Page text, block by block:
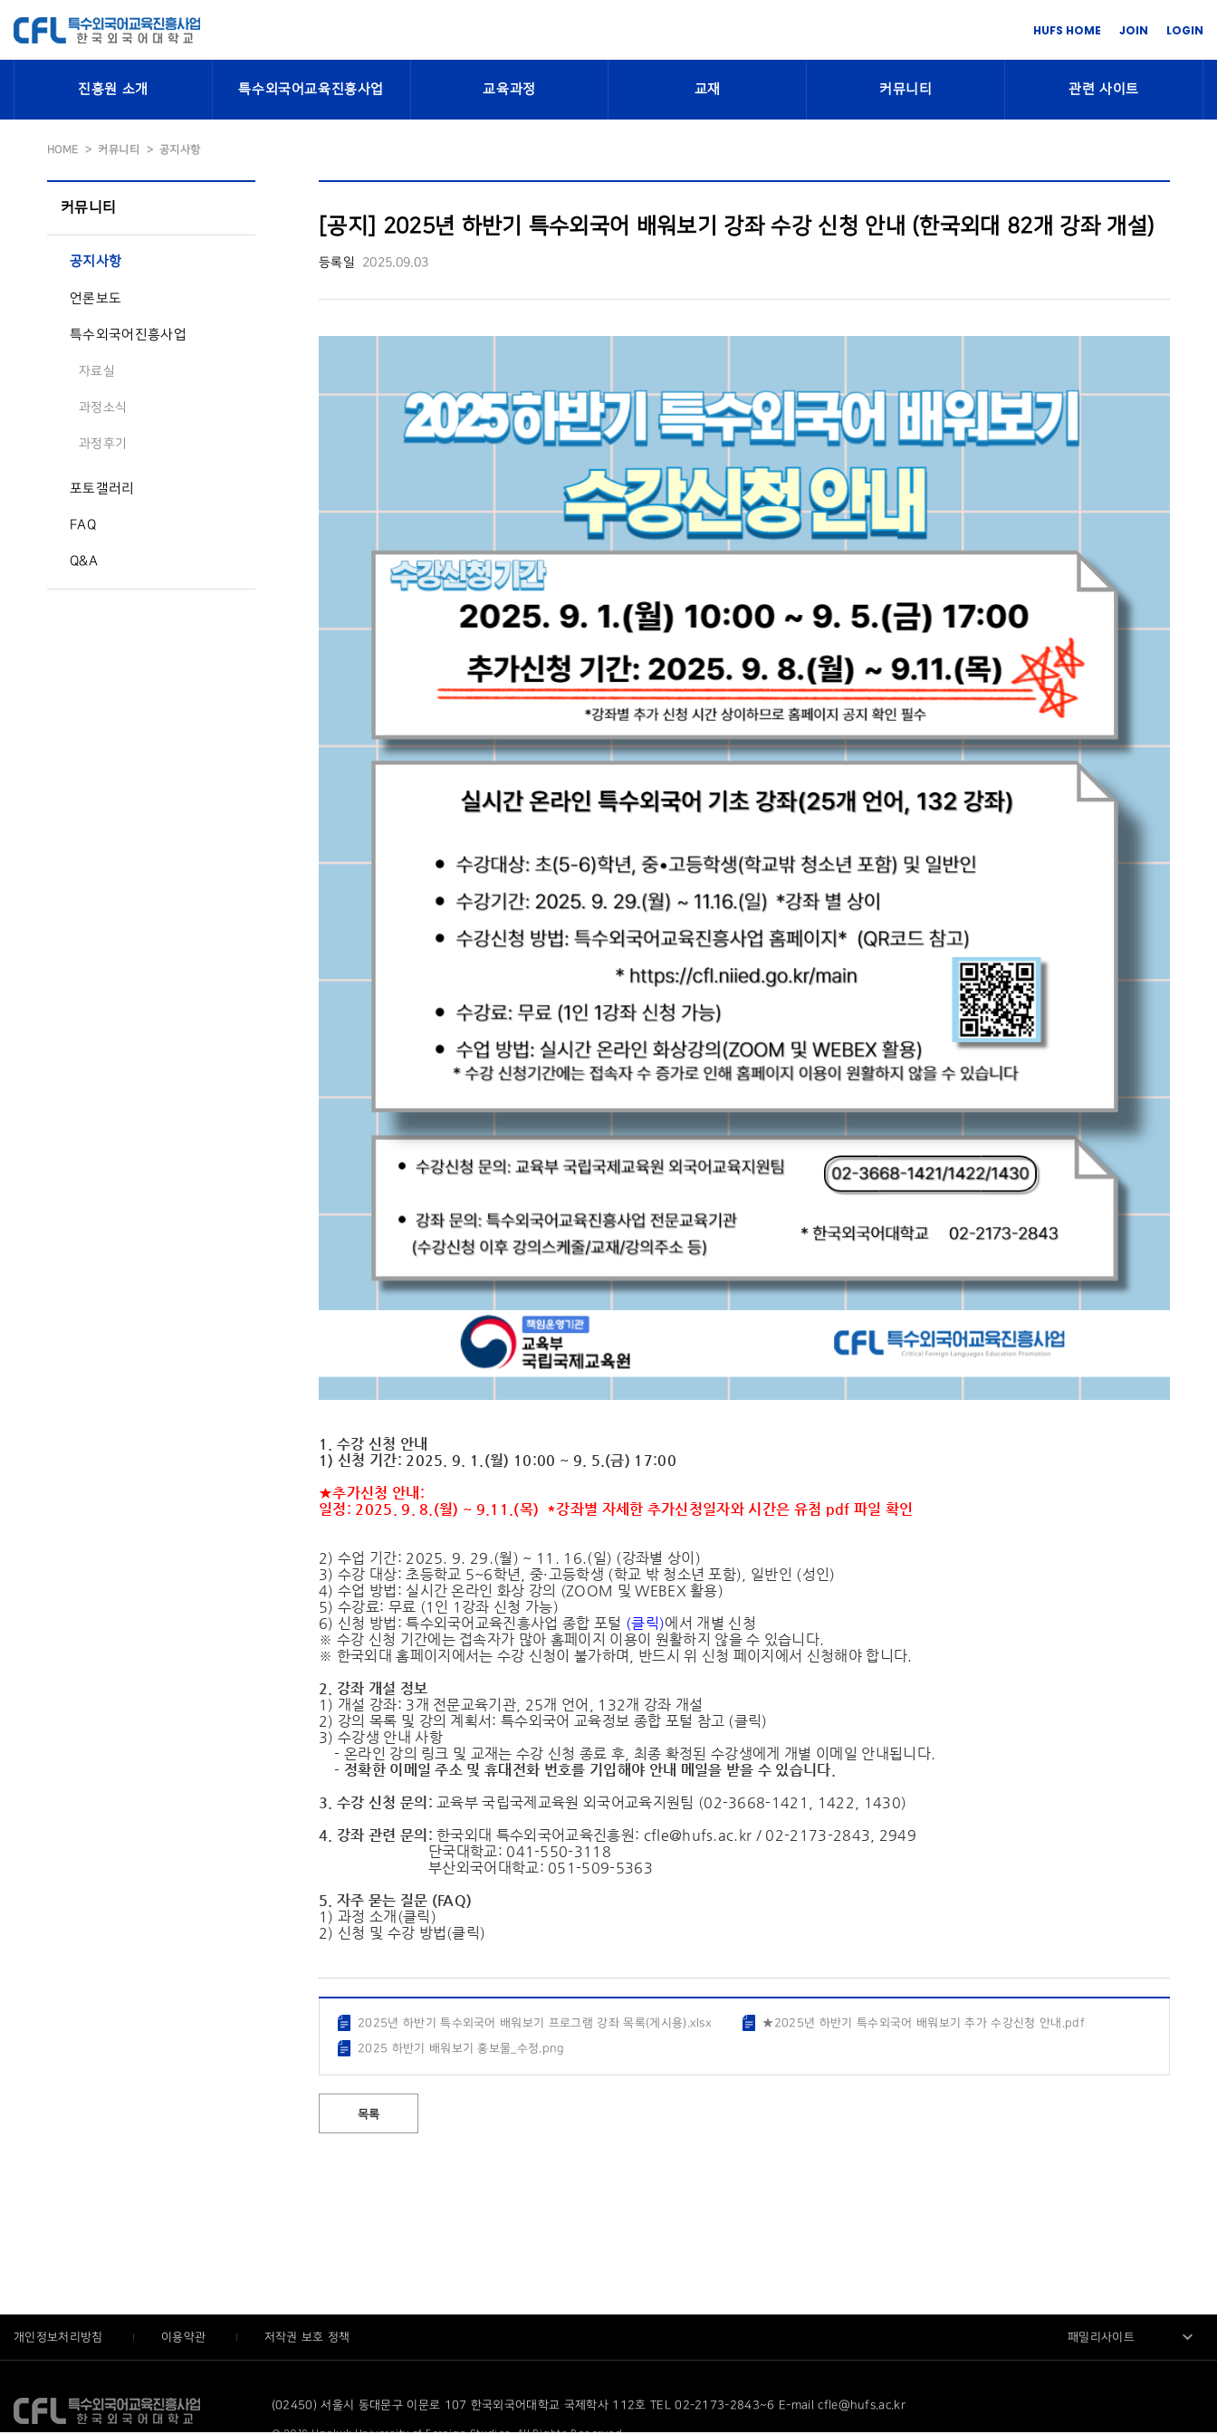
HUFS HOME JOIN LOGIN
진흥원 소개 특수외국어교육진흥사업 교육과정 교재 커뮤니티 관련 사이트
HOME 커뮤니티 공지사항
커뮤니티
공지사항
언론보도
특수외국어진흥사업
자료실
과정소식
과정후기
포토갤러리
FAQ
Q&A
[공지] 2025년 하반기 특수외국어 배워보기 강좌 수강 신청 안내 (한국외대 82개 강좌 개설)
등록일 2025.09.03
1. 수강 신청 안내
1) 신청 기간: 2025. 9. 1.(월) 10:00 ~ 9. 5.(금) 17:00
★추가신청 안내:
일정: 2025. 9. 8.(월) ~ 9.11.(목) *강좌별 자세한 추가신청일자와 시간은 유첨 pdf 파일 확인
2) 수업 기간: 2025. 9. 29.(월) ~ 11. 16.(일) (강좌별 상이)
3) 수강 대상: 초등학교 5~6학년, 중·고등학생 (학교 밖 청소년 포함), 일반인 (성인)
4) 수업 방법: 실시간 온라인 화상 강의 (ZOOM 및 WEBEX 활용)
5) 수강료: 무료 (1인 1강좌 신청 가능)
6) 신청 방법: 특수외국어교육진흥사업 종합 포털 (클릭)에서 개별 신청
※ 수강 신청 기간에는 접속자가 많아 홈페이지 이용이 원활하지 않을 수 있습니다.
※ 한국외대 홈페이지에서는 수강 신청이 불가하며, 반드시 위 신청 페이지에서 신청해야 합니다.
2. 강좌 개설 정보
1) 개설 강좌: 3개 전문교육기관, 25개 언어, 132개 강좌 개설
2) 강의 목록 및 강의 계획서: 특수외국어 교육정보 종합 포털 참고 (클릭)
3) 수강생 안내 사항
- 온라인 강의 링크 및 교재는 수강 신청 종료 후, 최종 확정된 수강생에게 개별 이메일 안내됩니다.
- 정확한 이메일 주소 및 휴대전화 번호를 기입해야 안내 메일을 받을 수 있습니다.
3. 수강 신청 문의: 교육부 국립국제교육원 외국어교육지원팀 (02-3668-1421, 1422, 1430)
4. 강좌 관련 문의: 한국외대 특수외국어교육진흥원: cfle@hufs.ac.kr / 02-2173-2843, 2949
단국대학교: 041-550-3118
부산외국어대학교: 051-509-5363
5. 자주 묻는 질문 (FAQ)
1) 과정 소개(클릭 )
2) 신청 및 수강 방법(클릭)
2025년 하반기 특수외국어 배워보기 프로그램 강좌 목록(게시용).xlsx
★2025년 하반기 특수외국어 배워보기 추가 수강신청 안내.pdf
2025 하반기 배워보기 홍보물_수정.png
목록
개인정보처리방침 이용약관 저작권 보호 정책 패밀리사이트
(02450) 서울시 동대문구 이문로 107 한국외국어대학교 국제학사 112호 TEL 02-2173-2843~6 E-mail cfle@hufs.ac.kr